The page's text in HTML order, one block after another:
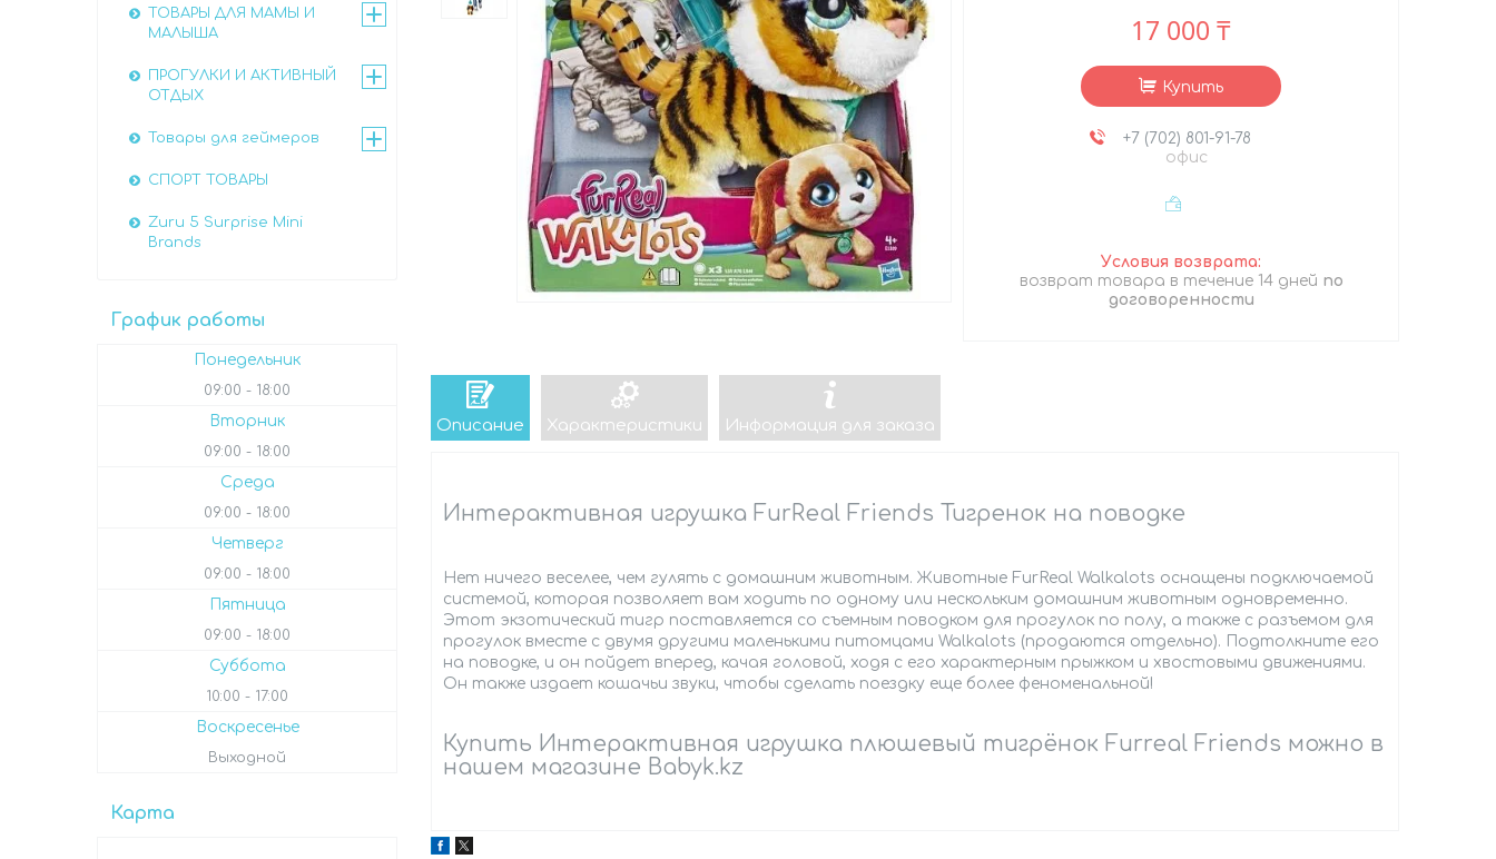
17 000 ₸
Купить
+7 (702) 801-91-78
офис
возврат товара в течение 14 дней по
договоренности
Описание Характеристики Информация для заказа
Интерактивная игрушка FurReal Friends Тигренок на поводке
Нет ничего веселее, чем гулять с домашним животным. Животные FurReal Walkalots оснащены подключаемой
системой, которая позволяет вам ходить по одному или нескольким домашним животным одновременно.
Этот экзотический тигр поставляется со съемным поводком для прогулок по полу, а также с разъемом для
прогулок вместе с двумя другими маленькими питомцами Walkalots (продаются отдельно). Подтолкните его
на поводке, и он пойдет вперед, качая головой, ходя с его характерным прыжком и хвостовыми движениями.
Он также издает кошачьи звуки, чтобы сделать поездку еще более феноменальной!
Купить Интерактивная игрушка плюшевый тигрёнок Furreal Friends можно в
нашем магазине Babyk.kz
ТОВАРЫ ДЛЯ МАМЫ И
МАЛЫША
ПРОГУЛКИ И АКТИВНЫЙ
ОТДЫХ
Товары для геймеров
СПОРТ ТОВАРЫ
Zuru 5 Surprise Mini
Brands
График работы
Понедельник
09:00 18:00
Вторник
09:00 18:00
Среда
09:00 18:00
Четверг
09:00 18:00
Пятница
09:00 18:00
Суббота
10:00 17:00
Воскресенье
Выходной
Карта